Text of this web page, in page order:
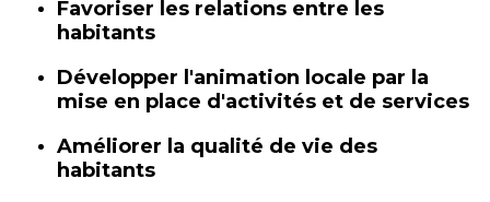
Favoriser les relations entre les
habitants
Développer l'animation locale par la
mise en place d'activités et de services
Améliorer la qualité de vie des
habitants